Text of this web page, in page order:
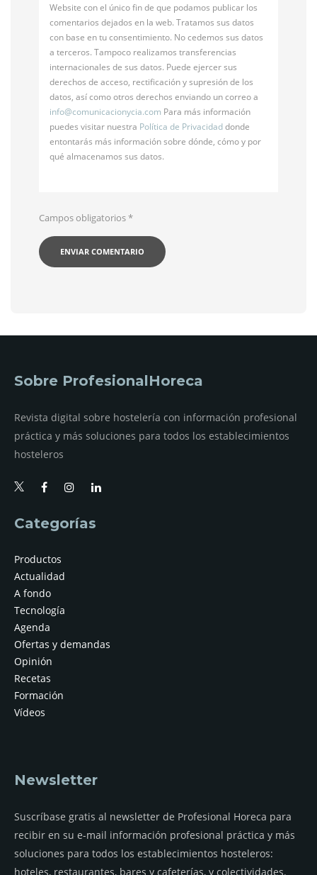
Website con el único fin de que podamos publicar los
comentarios dejados en la web. Tratamos sus datos
con base en tu consentimiento. No cedemos sus datos
a terceros. Tampoco realizamos transferencias
internacionales de sus datos. Puede ejercer sus
derechos de acceso, rectificación y supresión de los
datos, así como otros derechos enviando un correo a
info@comunicacionycia.com Para más información
puedes visitar nuestra Política de Privacidaddonde
entontarás más información sobre dónde, cómo y por
qué almacenamos sus datos.
Campos obligatorios*
Sobre ProfesionalHoreca
Revista digital sobre hostelería con información profesional
práctica y más soluciones para todos los establecimientos
hosteleros
Categorías
Productos
Actualidad
A fondo
Tecnología
Agenda
Ofertas y demandas
Opinión
Recetas
Formación
Vídeos
Newsletter
Suscríbase gratis al newsletter de Profesional Horeca para
recibir en su e-mail información profesional práctica y más
soluciones para todos los establecimientos hosteleros:
hoteles, restaurantes, bares y cafeterías, y colectividades.